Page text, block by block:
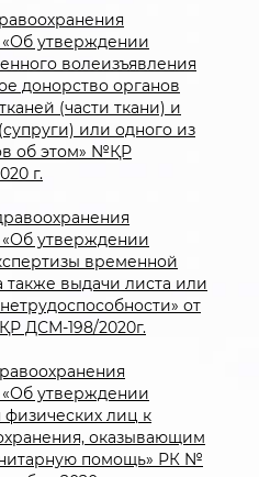
«Об утверждении
волеизъявления
донорство органов
(части ткани) и
или одного из
об этом» №ҚР
г.
«Об утверждении
временной
также выдачи листа или
от
ДСМ-198/2020г.
«Об утверждении
лиц к
оказывающим
помощь» РК №